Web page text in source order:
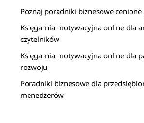
Poznaj poradniki biznesowe
Księgarnia motywacyjna online dla
czytelników
Księgarnia motywacyjna online dla
rozwoju
Poradniki biznesowe dla
menedżerów